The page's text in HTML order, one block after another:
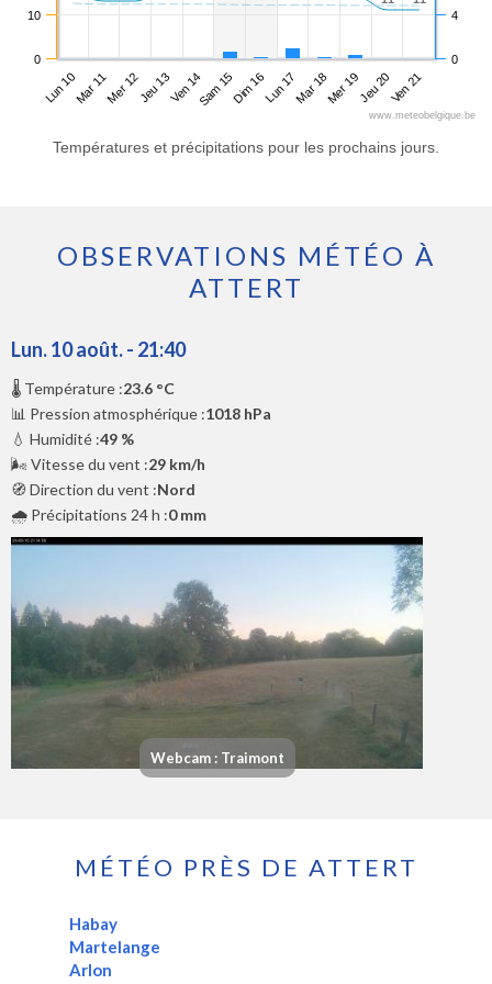
Lun 10Mar 11Mer 12Jeu 13Ven 14Sam 15Dim 16Lun 17Mar 18Mer 19Jeu 20Ven 21
0
10
0
4
www.meteobelgique.be
Températures et précipitations pour les prochains jours.
OBSERVATIONS MÉTÉO À
ATTERT
Lun. 10 août. - 21:40
🌡️ Température :23.6 °C
📊 Pression atmosphérique :1018 hPa
💧 Humidité :49 %
🌬️ Vitesse du vent :29 km/h
🧭 Direction du vent :Nord
🌧️ Précipitations 24 h :0 mm
Webcam : Traimont
MÉTÉO PRÈS DE ATTERT
Habay
Martelange
Arlon